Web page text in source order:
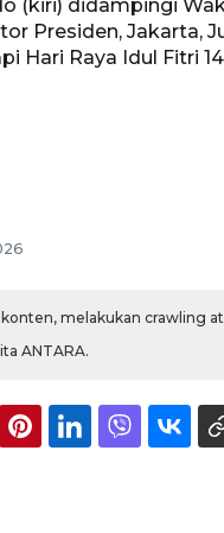
(kiri) didampingi
Presiden, Jakarta,
Hari Raya Idul Fitri
melakukan crawling
ANTARA.